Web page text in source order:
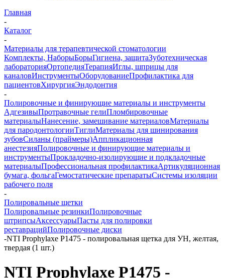
Главная
-
Каталог
-
Материалы для терапевтической стоматологии
Комплекты, НаборыБорыГигиена, защитаЗуботехническая
лабораторияОртопедияТерапияИглы, шприцы для
каналовИнструментыОборудованиеПрофилактика для
пациентовХирургияЭндодонтия
-
Полировочные и финирующие материалы и инструменты
АдгезивыПротравочные гелиПломбировочные
материалыНанесение, замешивание материаловМатериалы
для пародонтологииТиглиМатериалы для шинирования
зубовСиланы (праймеры)Аппликационная
анестезияПолировочные и финирующие материалы и
инструментыПрокладочно-изолирующие и подкладочные
материалыПрофессиональная профилактикаАртикуляционная
бумага, фольгаГемостатические препаратыСистемы изоляции
рабочего поля
-
Полировальные щетки
Полировальные резинкиПолировочные
штрипсыАксессуарыПасты для полировки
реставрацийПолировочные диски
-NTI Prophylaxe P1475 - полировальная щетка для УН, желтая,
твердая (1 шт.)
NTI Prophylaxe P1475 -